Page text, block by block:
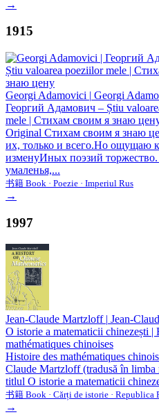
→
1915
Georgi Adamovici | Georgi
Георгий Адамович – Știu
mele | Стихам своим я знаю
Original Стихам своим я знаю
их, только и всего.Но ощущаю
изменуИных поэзий
умаленья,...
书籍 Book · Poezie · Imperiul Rus
→
1997
Jean-Claude Martzloff | Jean-
O istorie a matematicii chinezești |
mathématiques chinoises
Histoire des mathématiques
Claude Martzloff (tradusă în limba
titlul O istorie a matematicii
书籍 Book · Cărți de istorie · Republica
→